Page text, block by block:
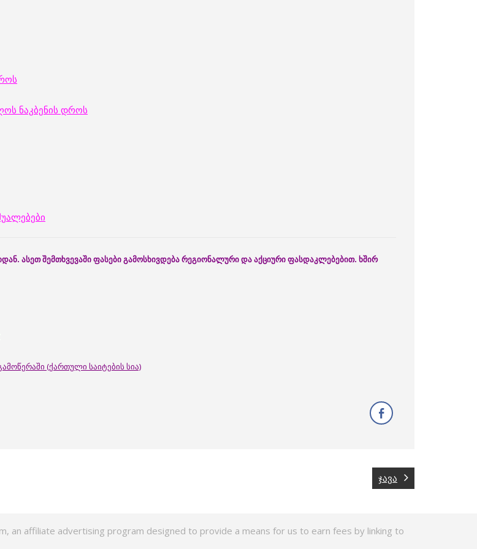
ნაკბენის დროს
ასეთ შემთხვევაში ფასები გამოსხივდება რეგიონალური და აქციური ფასდაკლებებით. ხშირ
(ქართული საიტების სია)
ჯავა
an affiliate advertising program designed to provide a means for us to earn fees by linking to